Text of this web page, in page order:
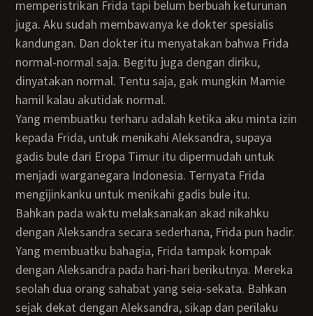
memperistrikan Frida tapi belum berbuah keturunan
juga. Aku sudah membawanya ke dokter spesialis
kandungan. Dan dokter itu menyatakan bahwa Frida
normal-normal saja. Begitu juga dengan diriku,
dinyatakan normal. Tentu saja, gak mungkin Mamie
hamil kalau akutidak normal.
Yang membuatku terharu adalah ketika aku minta izin
kepada Frida, untuk menikahi Aleksandra, supaya
gadis bule dari Eropa Timur itu dipermudah untuk
menjadi warganegara Indonesia. Ternyata Frida
mengijinkanku untuk menikahi gadis bule itu.
Bahkan pada waktu melaksanakan akad nikahku
dengan Aleksandra secara sederhana, Frida pun hadir.
Yang membuatku bahagia, Frida tampak kompak
dengan Aleksandra pada hari-hari berikutnya. Mereka
seolah dua orang sahabat yang seia-sekata. Bahkan
sejak dekat dengan Aleksandra, sikap dan perilaku